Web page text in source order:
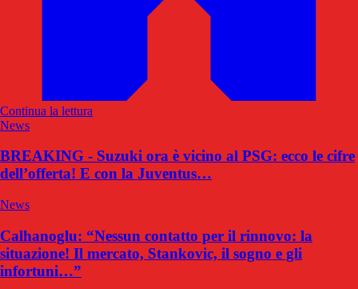
Continua la lettura
News
BREAKING - Suzuki ora è vicino al PSG: ecco le cifre
dell’offerta! E con la Juventus…
News
Calhanoglu: “Nessun contatto per il rinnovo: la
situazione! Il mercato, Stankovic, il sogno e gli
infortuni…”